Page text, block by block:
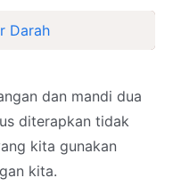
Darah
dan mandi dua
diterapkan tidak
kita gunakan
kita.